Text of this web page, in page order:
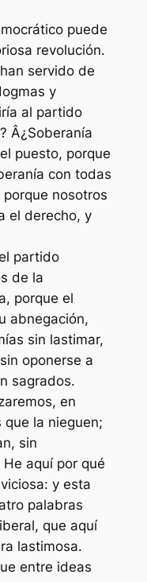
puede
revolución.
servido de
y
al partido
Â¿Soberanía
puesto, porque
con todas
nosotros
el derecho, y
partido
de la
porque el
abnegación,
sin lastimar,
oponerse a
sagrados.
en
la nieguen;
sin
aquí por qué
y esta
palabras
que aquí
lastimosa.
entre ideas